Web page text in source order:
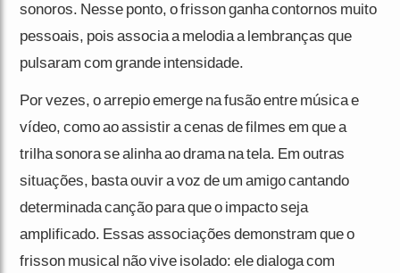
sonoros. Nesse ponto, o frisson ganha contornos muito
pessoais, pois associa a melodia a lembranças que
pulsaram com grande intensidade.
Por vezes, o arrepio emerge na fusão entre música e
vídeo, como ao assistir a cenas de filmes em que a
trilha sonora se alinha ao drama na tela. Em outras
situações, basta ouvir a voz de um amigo cantando
determinada canção para que o impacto seja
amplificado. Essas associações demonstram que o
frisson musical não vive isolado: ele dialoga com